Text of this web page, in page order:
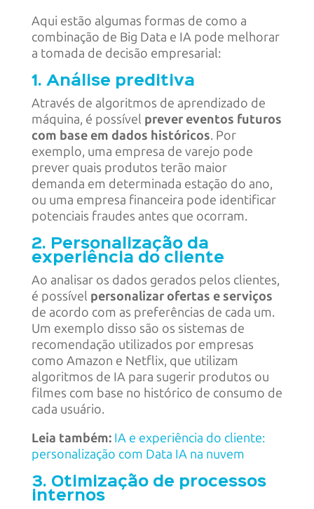
Aqui estão algumas formas de como a
combinação de Big Data e IA pode melhorar
a tomada de decisão empresarial:
1. Análise preditiva
Através de algoritmos de aprendizado de
máquina, é possível prever eventos futuros
com base em dados históricos. Por
exemplo, uma empresa de varejo pode
prever quais produtos terão maior
demanda em determinada estação do ano,
ou uma empresa financeira pode identificar
potenciais fraudes antes que ocorram.
2. Personalização da
experiência do cliente
Ao analisar os dados gerados pelos clientes,
é possível personalizar ofertas e serviços
de acordo com as preferências de cada um.
Um exemplo disso são os sistemas de
recomendação utilizados por empresas
como Amazon e Netflix, que utilizam
algoritmos de IA para sugerir produtos ou
filmes com base no histórico de consumo de
cada usuário.
Leia também: IA e experiência do cliente:
personalização com Data IA na nuvem
3. Otimização de processos
internos